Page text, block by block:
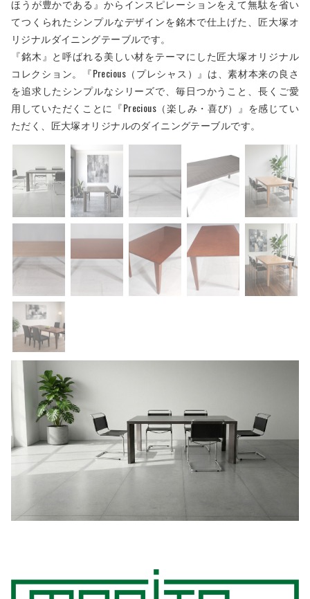
ほうが豊かである』からインスピレーションをえて無駄を省い
てつくられたシンプルなデザインを銘木で仕上げた、匠大塚オ
リジナルダイニングテーブルです。
『銘木』と呼ばれる美しい材をテーマにした匠大塚オリジナル
コレクション。『Precious（プレシャス）』は、素材本来の良さ
を追求したシンプルなシリーズで、毎日つかうこと、長くご愛
用していただくことに『Precious（楽しみ・喜び）』を感じてい
ただく、匠大塚オリジナルのダイニングテーブルです。